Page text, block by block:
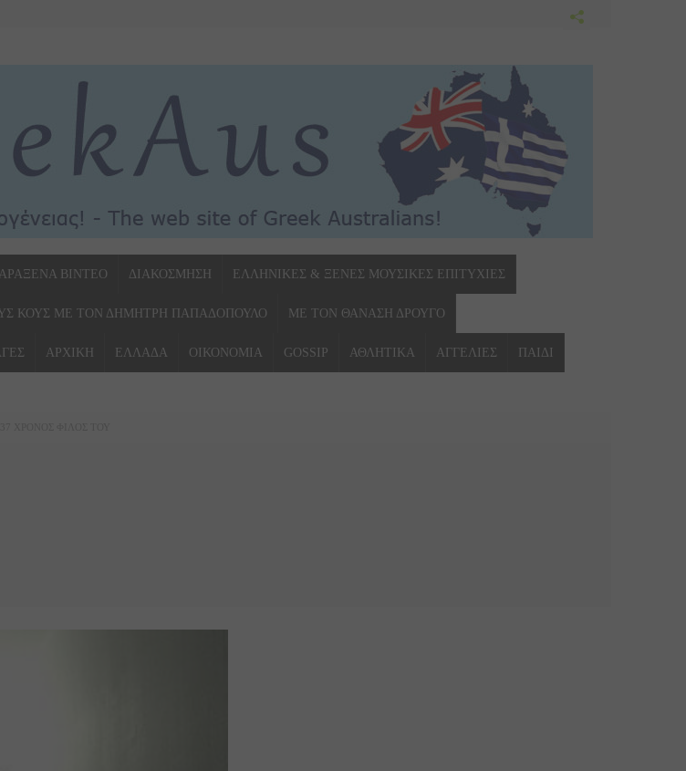
ΒΙΝΤΕΟ ΔΙΑΚΟΣΜΗΣΗ ΕΛΛΗΝΙΚΕΣ & ΞΕΝΕΣ ΜΟΥΣΙΚΕΣ ΕΠΙΤΥΧΙΕΣ
ΚΟΥΣ ΜΕ ΤΟΝ ΔΗΜΗΤΡΗ ΠΑΠΑΔΟΠΟΥΛΟ ΜΕ ΤΟΝ ΘΑΝΑΣΗ ΔΡΟΥΓΟ
ΑΡΧΙΚΗ ΕΛΛΑΔΑ ΟΙΚΟΝΟΜΙΑ GOSSIP ΑΘΛΗΤΙΚΑ ΑΓΓΕΛΙΕΣ ΠΑΙΔΙ